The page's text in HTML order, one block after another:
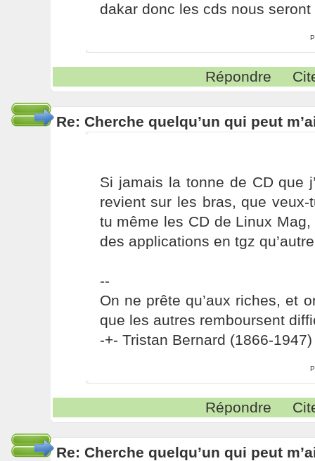
dakar donc les cds nous seront
Répondre
Re: Cherche quelqu’un qui peut
Si jamais la tonne de CD que
revient sur les bras, que veux-
tu même les CD de Linux
des applications en tgz
--
On ne prête qu’aux riches, et
que les autres remboursent
-+- Tristan Bernard (1866-1947)
Répondre
Re: Cherche quelqu’un qui peut